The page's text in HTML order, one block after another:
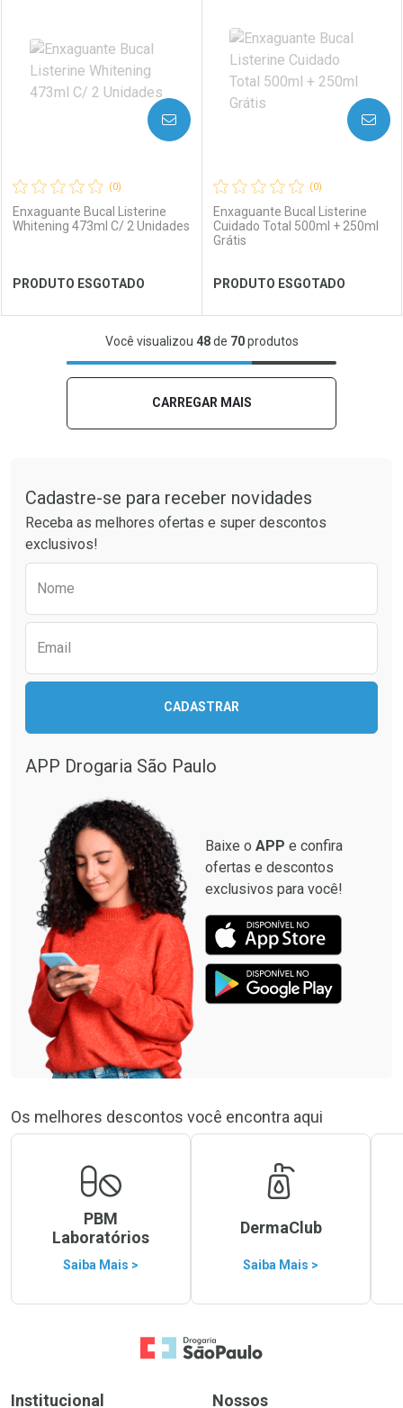
Laboratório
Ver Desconto Convênio
Por Menos Laboratório
Ver Desconto Convênio
Por Menos
(0)
Enxaguante Bucal Listerine
Whitening 473ml C/ 2 Unidades
PRODUTO ESGOTADO
AVISE-ME
FECHAR
Laboratório
FECHAR
Por Menos
(0)
Enxaguante Bucal Listerine
Cuidado Total 500ml + 250ml
Grátis
PRODUTO ESGOTADO
AVISE-ME
Laboratório
Por Menos
Você visualizou 48de 70produtos
CARREGAR MAIS
Cadastre-se para receber novidades
Receba as melhores ofertas e super descontos
exclusivos!
Nome
Email
CADASTRAR
APP Drogaria São Paulo
Baixe o APP e confira
ofertas e descontos
exclusivos para você!
Os melhores descontos você encontra aqui
PBM
Laboratórios
Saiba Mais >
DermaClub
Saiba Mais >
Ir para a Home
Institucional Nossos